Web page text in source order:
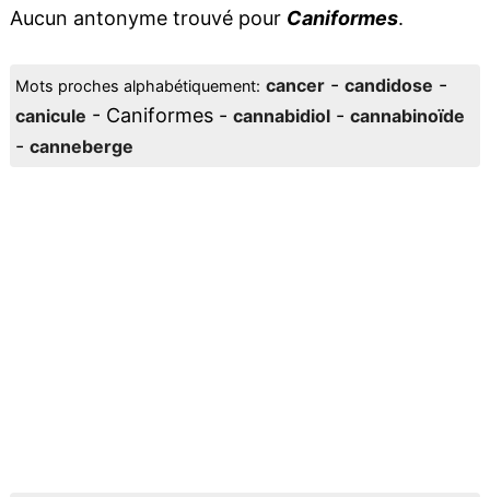
Aucun antonyme trouvé pour Caniformes.
Mots proches alphabétiquement: cancer- candidose -
canicule - Caniformes - cannabidiol- cannabinoïde
- canneberge